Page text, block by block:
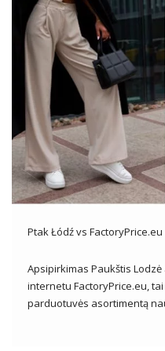
Ptak Łódź vs
Apsipirkimas Paukštis
internetu FactoryPrice.eu,
parduotuvės asortimentą